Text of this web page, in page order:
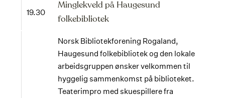
19.30
Minglekveld på Haugesund
folkebibliotek
Norsk Bibliotekforening Rogaland,
Haugesund folkebibliotek og den lokale
arbeidsgruppen ønsker velkommen til
hyggelig sammenkomst på biblioteket.
Teaterimpro med skuespillere fra